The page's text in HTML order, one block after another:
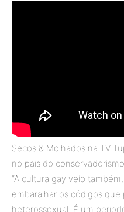
Secos & Molhados na TV
no país do
“A cultura gay veio
embaralhar os códigos
heterossexual. É um